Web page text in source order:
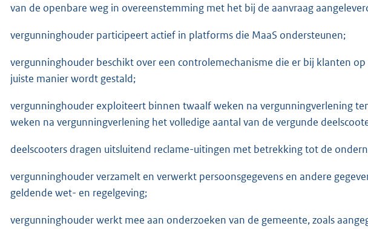
van de openbare weg in overeenstemming met het bij de aanvraag
vergunninghouder participeert actief in platforms die MaaS ondersteunen;
vergunninghouder beschikt over een controlemechanisme die er bij klanten
juiste manier wordt gestald;
vergunninghouder exploiteert binnen twaalf weken na vergunningverlening
weken na vergunningverlening het volledige aantal van de vergunde
deelscooters dragen uitsluitend reclame-uitingen met betrekking tot de
vergunninghouder verzamelt en verwerkt persoonsgegevens en andere
geldende wet- en regelgeving;
vergunninghouder werkt mee aan onderzoeken van de gemeente, zoals